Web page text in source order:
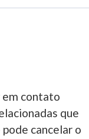
em contato
que
cancelar o